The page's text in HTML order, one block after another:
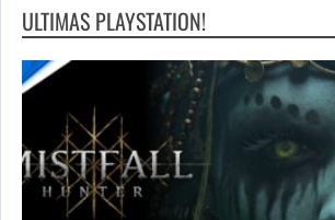
ULTIMAS PLAYSTATION!